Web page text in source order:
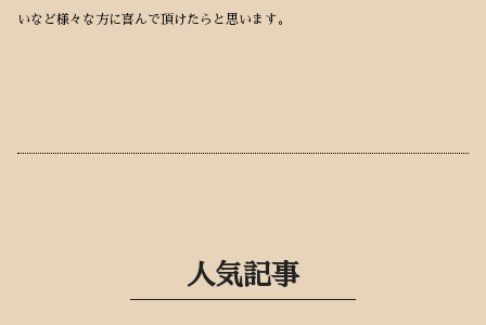
いなど様々な方に喜んで頂けたらと思います。
人気記事